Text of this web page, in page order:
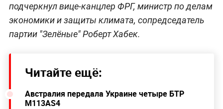
подчеркнул вице-канцлер ФРГ, министр по делам
экономики и защиты климата, сопредседатель
партии "Зелёные" Роберт Хабек.
Читайте ещё:
Австралия передала Украине четыре БТР
M113AS4